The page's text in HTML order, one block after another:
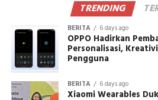
TRENDING
BERITA 6 days ago
OPPO Hadirkan
Personalisasi,
Pengguna
BERITA 6 days ago
Xiaomi Wearables